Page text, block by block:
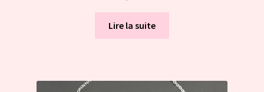
Lire la suite